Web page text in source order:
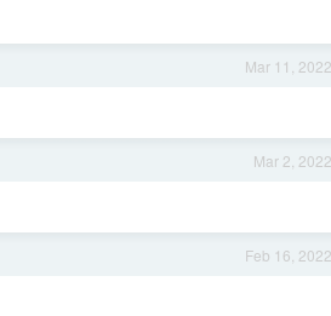
Mar 11, 2022
Mar 2, 2022
Feb 16, 2022